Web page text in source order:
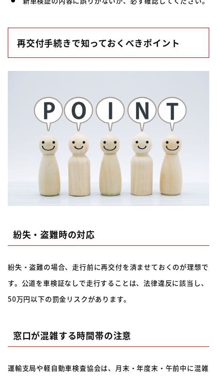
再交付手続きで知っておくべきポイント
紛失・盗難時の対応
紛失・盗難の場合、走行前に再交付を済ませておくのが理想で
す。公道を車検証なしで走行することは、法律違反に該当し、
50万円以下の罰金リスクがあります。
窓口が混雑する時間帯の注意
運輸支局や軽自動車検査協会は、月末・年度末・午前中に混雑